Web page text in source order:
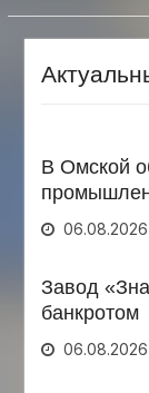
В Омской
06.08.2026
Завод
банкротом
06.08.2026